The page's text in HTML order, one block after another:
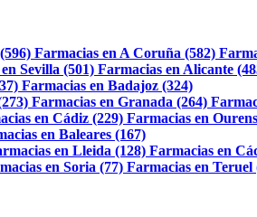
Farmacias en A Coruña (582)
Sevilla (501) Farmacias en Alicante
Farmacias en Badajoz (324)
Farmacias en Granada (264)
en Cádiz (229) Farmacias en
en Baleares (167)
en Lleida (128) Farmacias en
en Soria (77) Farmacias en Teruel